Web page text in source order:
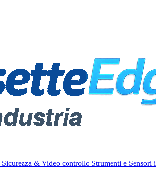
Sicurezza & Video controllo Strumenti e Sensori